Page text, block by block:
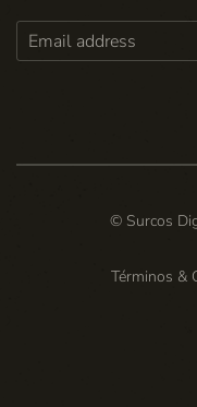
© Surcos
Términos &